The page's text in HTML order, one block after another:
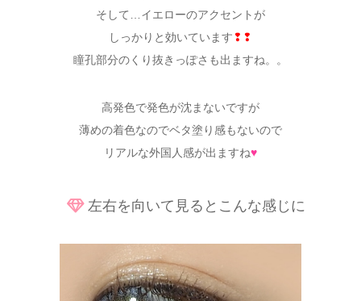
そして…イエローのアクセントが
しっかりと効いています❢❢
瞳孔部分のくり抜きっぽさも出ますね。。
高発色で発色が沈まないですが
薄めの着色なのでベタ塗り感もないので
リアルな外国人感が出ますね♥
左右を向いて見るとこんな感じに